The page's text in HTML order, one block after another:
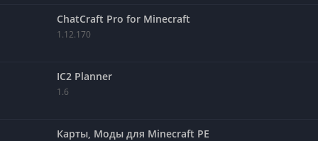
ChatCraft Pro for Minecraft
1.12.170
IC2 Planner
1.6
Карты, Моды для Minecraft PE